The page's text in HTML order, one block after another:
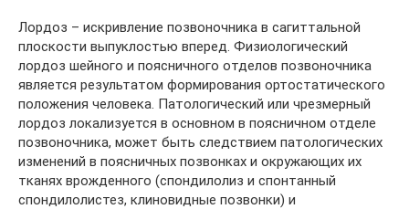
Лордоз – искривление позвоночника в сагиттальной
плоскости выпуклостью вперед. Физиологический
лордоз шейного и поясничного отделов позвоночника
является результатом формирования ортостатического
положения человека. Патологический или чрезмерный
лордоз локализуется в основном в поясничном отделе
позвоночника, может быть следствием патологических
изменений в поясничных позвонках и окружающих их
тканях врожденного (спондилолиз и спонтанный
спондилолистез, клиновидные позвонки) и